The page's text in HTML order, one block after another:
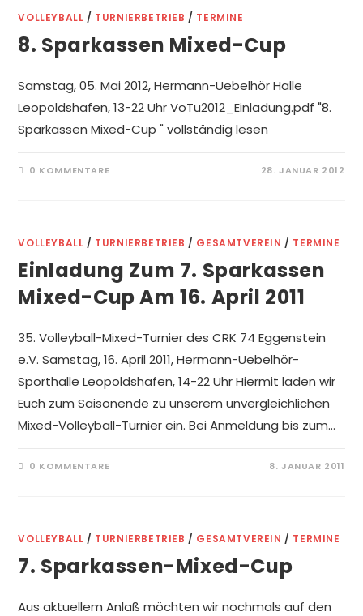
VOLLEYBALL / TURNIERBETRIEB / TERMINE
8. Sparkassen Mixed-Cup
Samstag, 05. Mai 2012, Hermann-Uebelhör Halle
Leopoldshafen, 13-22 Uhr VoTu2012_Einladung.pdf "8.
Sparkassen Mixed-Cup " vollständig lesen
0 KOMMENTARE 28. JANUAR 2012
VOLLEYBALL / TURNIERBETRIEB / GESAMTVEREIN / TERMINE
Einladung Zum 7. Sparkassen
Mixed-Cup Am 16. April 2011
35. Volleyball-Mixed-Turnier des CRK 74 Eggenstein
e.V. Samstag, 16. April 2011, Hermann-Uebelhör-
Sporthalle Leopoldshafen, 14-22 Uhr Hiermit laden wir
Euch zum Saisonende zu unserem unvergleichlichen
Mixed-Volleyball-Turnier ein. Bei Anmeldung bis zum…
0 KOMMENTARE 8. JANUAR 2011
VOLLEYBALL / TURNIERBETRIEB / GESAMTVEREIN / TERMINE
7. Sparkassen-Mixed-Cup
Aus aktuellem Anlaß möchten wir nochmals auf den